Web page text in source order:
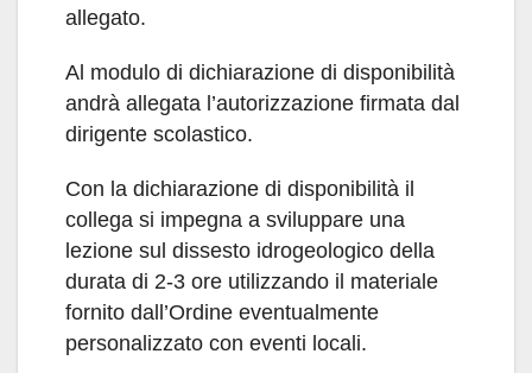
allegato.
Al modulo di dichiarazione di disponibilità
andrà allegata l’autorizzazione firmata dal
dirigente scolastico.
Con la dichiarazione di disponibilità il
collega si impegna a sviluppare una
lezione sul dissesto idrogeologico della
durata di 2-3 ore utilizzando il materiale
fornito dall’Ordine eventualmente
personalizzato con eventi locali.